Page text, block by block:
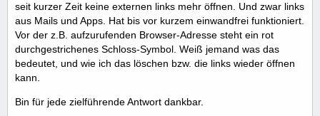
seit kurzer Zeit keine externen links mehr öffnen. Und zwar links
aus Mails und Apps. Hat bis vor kurzem einwandfrei funktioniert.
Vor der z.B. aufzurufenden Browser-Adresse steht ein rot
durchgestrichenes Schloss-Symbol. Weiß jemand was das
bedeutet, und wie ich das löschen bzw. die links wieder öffnen
kann.
Bin für jede zielführende Antwort dankbar.